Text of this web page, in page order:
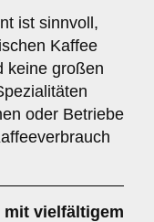
ist sinnvoll,
Kaffee
keine großen
oder Betriebe
mit vielfältigem